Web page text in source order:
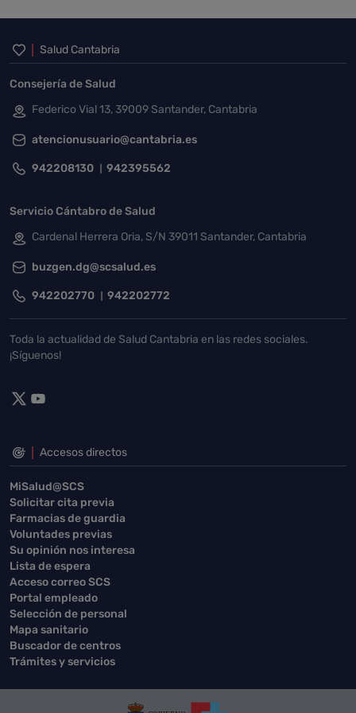
Inicio del pie de página
Salud Cantabria
Consejería de Salud
Federico Vial 13, 39009 Santander, Cantabria
atencionusuario@cantabria.es
942208130 942395562
Servicio Cántabro de Salud
Cardenal Herrera Oria, S/N 39011 Santander, Cantabria
buzgen.dg@scsalud.es
942202770 942202772
Toda la actualidad de Salud Cantabria en las redes sociales.
¡Síguenos!
Accesos directos
MiSalud@SCS
Solicitar cita previa
Farmacias de guardia
Voluntades previas
Su opinión nos interesa
Lista de espera
Acceso correo SCS
Portal empleado
Selección de personal
Mapa sanitario
Buscador de centros
Trámites y servicios